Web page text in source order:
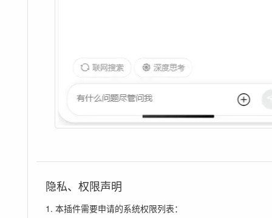
隐私、权限声明
1. 本插件需要申请的系统权限列表：